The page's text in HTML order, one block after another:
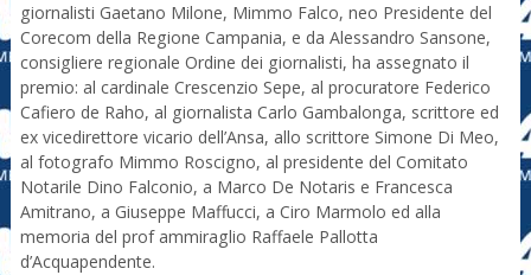
giornalisti Gaetano Milone, Mimmo Falco, neo Presidente del
Corecom della Regione Campania, e da Alessandro Sansone,
consigliere regionale Ordine dei giornalisti, ha assegnato il
premio: al cardinale Crescenzio Sepe, al procuratore Federico
Cafiero de Raho, al giornalista Carlo Gambalonga, scrittore ed
ex vicedirettore vicario dell’Ansa, allo scrittore Simone Di Meo,
al fotografo Mimmo Roscigno, al presidente del Comitato
Notarile Dino Falconio, a Marco De Notaris e Francesca
Amitrano, a Giuseppe Maffucci, a Ciro Marmolo ed alla
memoria del prof ammiraglio Raffaele Pallotta
d’Acquapendente.